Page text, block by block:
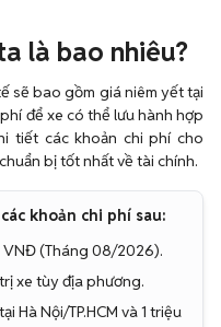
là bao nhiêu?
sẽ bao gồm giá niêm yết tại
để xe có thể lưu hành hợp
tiết các khoản chi phí cho
bị tốt nhất về tài chính.
khoản chi phí sau:
(Tháng 08/2026).
trị xe tùy địa phương.
Hà Nội/TP.HCM và 1 triệu